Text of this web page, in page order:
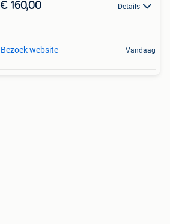
€ 160,00 Details
Bezoek website Vandaag